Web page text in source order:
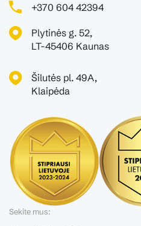
+370 604 42394
Plytinės g. 52,
LT-45406 Kaunas
Šilutės pl. 49A,
Klaipėda
Sekite mus: